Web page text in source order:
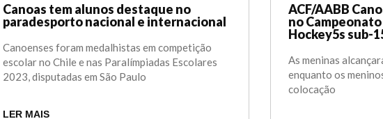
Canoas tem alunos destaque no
paradesporto nacional e internacional
Canoenses foram medalhistas em competição
escolar no Chile e nas Paralímpiadas Escolares
2023, disputadas em São Paulo
LER MAIS
ACF/AABB
no
Hockey5s sub-
As meninas
enquanto os
colocação